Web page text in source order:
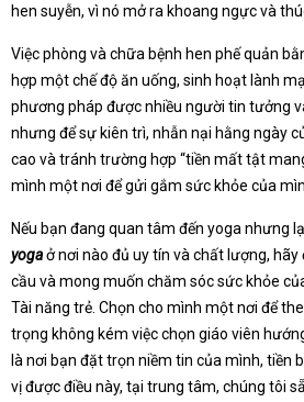
hen suyễn, vì nó mở ra khoang ngực và
Việc phòng và chữa bệnh hen phế quản
hợp một chế độ ăn uống, sinh hoạt lành
phương pháp được nhiều người tin tưởng
nhưng để sự kiên trì, nhẫn nại hằng ngày
cao và tránh trường hợp “tiền mất tật
mình một nơi để gửi gắm sức khỏe của
Nếu bạn đang quan tâm đến yoga nhưng
yogaở nơi nào đủ uy tín và chất lượng,
cầu và mong muốn chăm sóc sức khỏe
Tài năng trẻ. Chọn cho mình một nơi để
trọng không kém việc chọn giáo viên
là nơi bạn đặt trọn niềm tin của mình, tiền
vị được điều này, tại trung tâm, chúng tôi